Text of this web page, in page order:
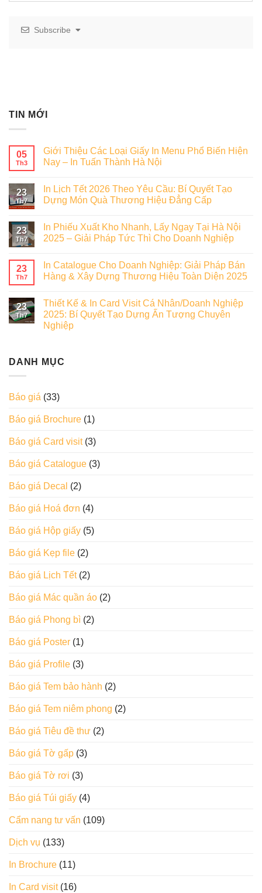
Subscribe
TIN MỚI
05
Th3
Giới Thiệu Các Loại Giấy In Menu Phổ Biến Hiện
Nay – In Tuấn Thành Hà Nội
23
Th7
In Lịch Tết 2026 Theo Yêu Cầu: Bí Quyết Tạo
Dựng Món Quà Thương Hiệu Đẳng Cấp
23
Th7
In Phiếu Xuất Kho Nhanh, Lấy Ngay Tại Hà Nội
2025 – Giải Pháp Tức Thì Cho Doanh Nghiệp
23
Th7
In Catalogue Cho Doanh Nghiệp: Giải Pháp Bán
Hàng & Xây Dựng Thương Hiệu Toàn Diện 2025
23
Th7
Thiết Kế & In Card Visit Cá Nhân/Doanh Nghiệp
2025: Bí Quyết Tạo Dựng Ấn Tượng Chuyên
Nghiệp
DANH MỤC
Báo giá (33)
Báo giá Brochure (1)
Báo giá Card visit(3)
Báo giá Catalogue (3)
Báo giá Decal (2)
Báo giá Hoá đơn (4)
Báo giá Hộp giấy (5)
Báo giá Kẹp file (2)
Báo giá Lịch Tết(2)
Báo giá Mác quần áo (2)
Báo giá Phong bì (2)
Báo giá Poster (1)
Báo giá Profile (3)
Báo giá Tem bảo hành (2)
Báo giá Tem niêm phong (2)
Báo giá Tiêu đề thư (2)
Báo giá Tờ gấp (3)
Báo giá Tờ rơi (3)
Báo giá Túi giấy (4)
Cẩm nang tư vấn (109)
Dịch vụ (133)
In Brochure (11)
In Card visit(16)